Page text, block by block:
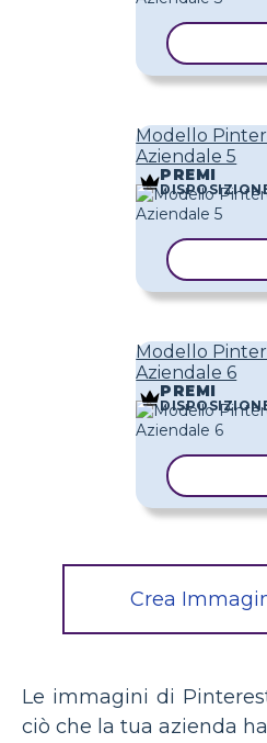
Modello
Aziendale 5
PREMI
Modello
Aziendale 6
PREMI
Crea
Le immagini di
ciò che la tua azienda